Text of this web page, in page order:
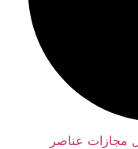
عناصر